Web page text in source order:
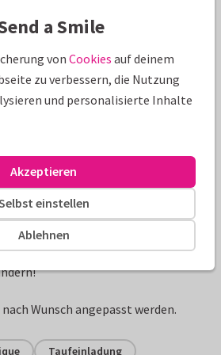
für einen Drilling. Die grüne Farbe
geändert werden: Einfach die
Wunsch angepasst werden.
Taufeinladung
a Smile
von Cookies auf deinem
zu verbessern, die Nutzung
und personalisierte Inhalte
Ablehnen
einstellen
Akzeptieren